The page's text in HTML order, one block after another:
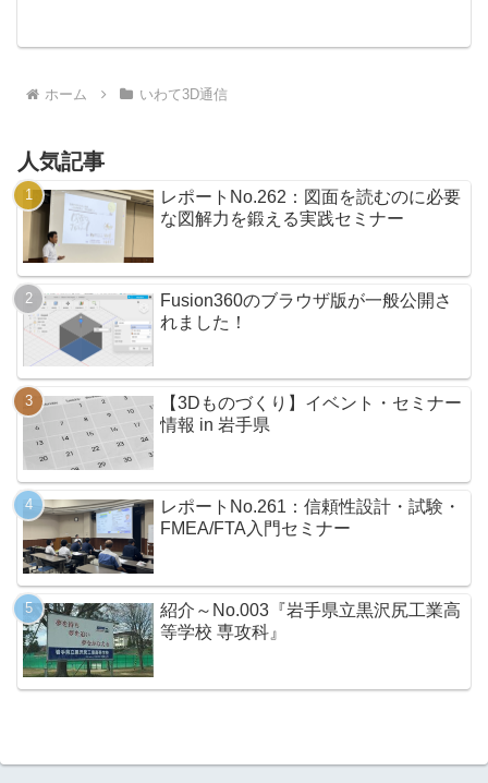
ホーム いわて3D通信
人気記事
レポートNo.262：図面を読むのに必要
な図解力を鍛える実践セミナー
Fusion360のブラウザ版が一般公開さ
れました！
【3Dものづくり】イベント・セミナー
情報 in 岩手県
レポートNo.261：信頼性設計・試験・
FMEA/FTA入門セミナー
紹介～No.003『岩手県立黒沢尻工業高
等学校 専攻科』